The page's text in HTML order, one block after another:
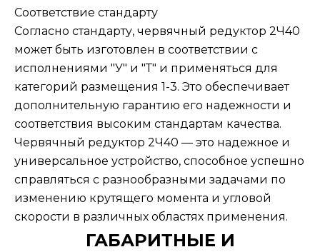
Соответствие стандарту
Согласно стандарту, червячный редуктор 2Ч40
может быть изготовлен в соответствии с
исполнениями "У" и "Т" и применяться для
категорий размещения 1-3. Это обеспечивает
дополнительную гарантию его надежности и
соответствия высоким стандартам качества.
Червячный редуктор 2Ч40 — это надежное и
универсальное устройство, способное успешно
справляться с разнообразными задачами по
изменению крутящего момента и угловой
скорости в различных областях применения.
ГАБАРИТНЫЕ И